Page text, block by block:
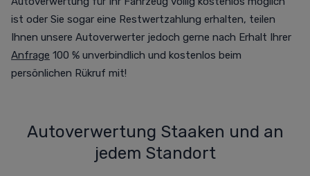
ist oder Sie sogar eine Restwertzahlung erhalten, teilen
Ihnen unsere Autoverwerter jedoch gerne nach Erhalt Ihrer
Anfrage 100 % unverbindlich und kostenlos beim
persönlichen Rükruf mit!
Autoverwertung Staaken und an
jedem Standort